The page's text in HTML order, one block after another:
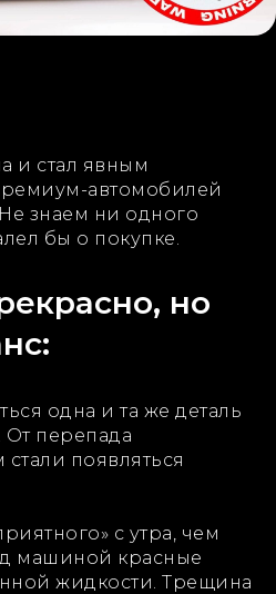
и стал явным
автомобилей
знаем ни одного
бы о покупке.
но
одна и та же деталь
перепада
появляться
с утра, чем
машиной красные
жидкости. Трещина